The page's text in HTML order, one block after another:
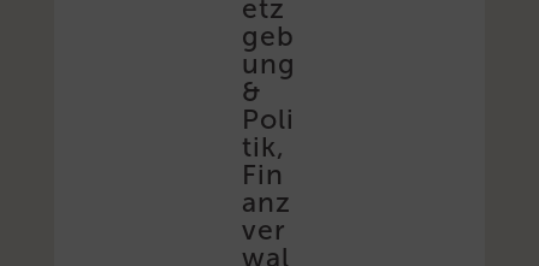
etz
geb
ung
&
Poli
tik,
Fin
anz
ver
wal